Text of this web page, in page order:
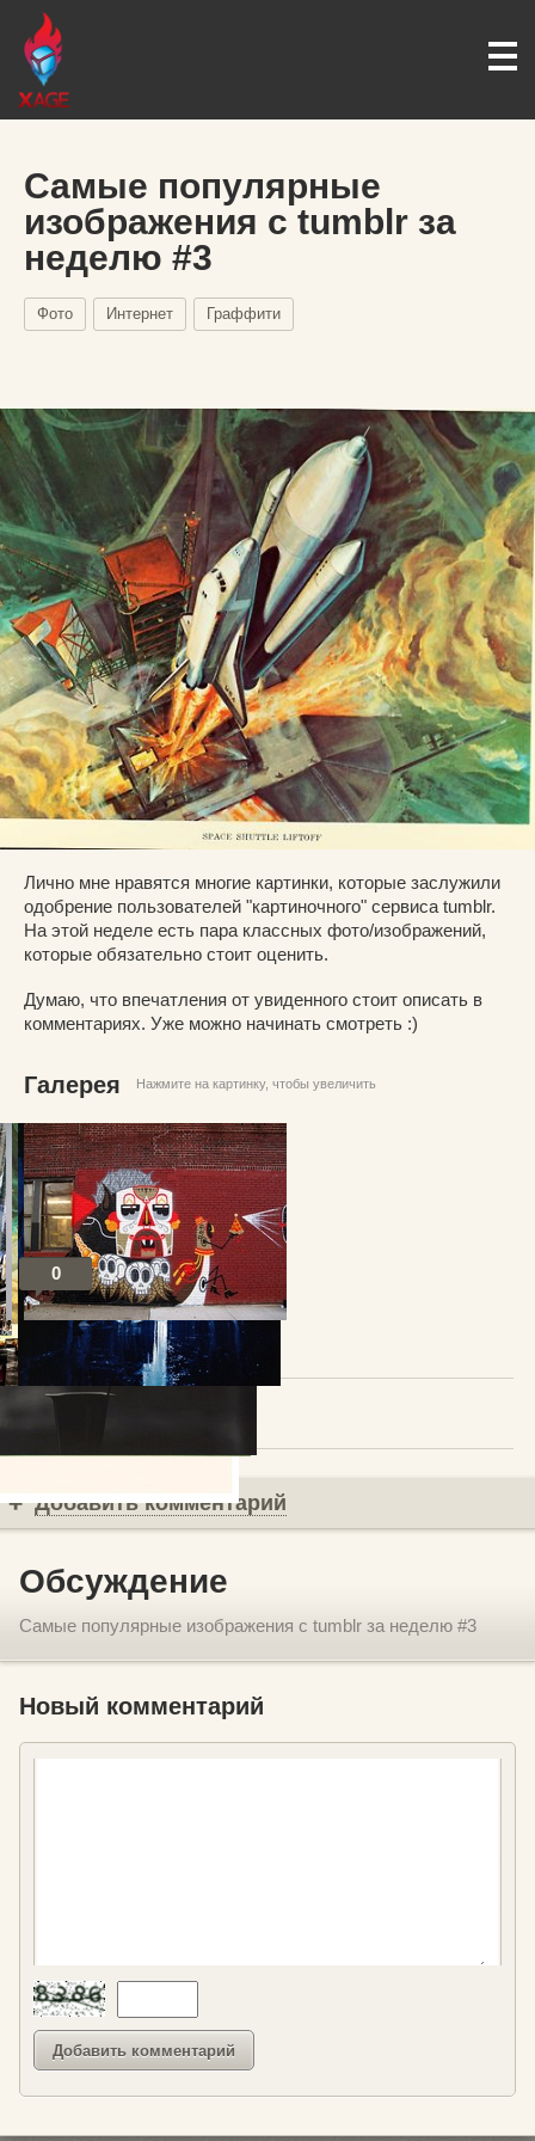
Самые популярные
изображения с tumblr за
неделю #3
Фото Интернет Граффити
Лично мне нравятся многие картинки, которые заслужили
одобрение пользователей "картиночного" сервиса tumblr.
На этой неделе есть пара классных фото/изображений,
которые обязательно стоит оценить.
Думаю, что впечатления от увиденного стоит описать в
комментариях. Уже можно начинать смотреть :)
Галерея Нажмите на картинку, чтобы увеличить
0
Посты по теме
Добавить комментарий
Обсуждение
Самые популярные изображения с tumblr за неделю #3
Новый комментарий